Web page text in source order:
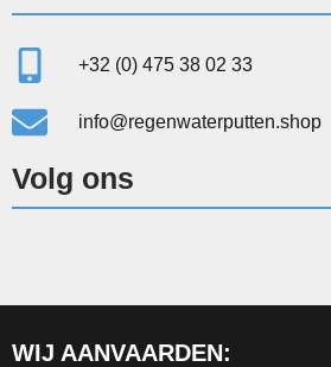
+32 (0) 475 38 02 33
info@regenwaterputten.shop
Volg ons
WIJ AANVAARDEN: